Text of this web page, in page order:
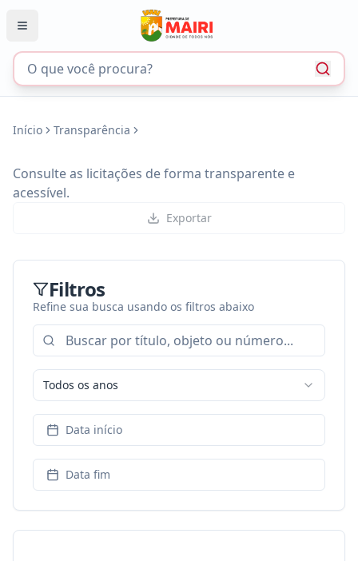
Início Transparência
Consulte as licitações de forma transparente e
acessível.
Exportar
Filtros
Refine sua busca usando os filtros abaixo
Todos os anos
Data início
Data fim